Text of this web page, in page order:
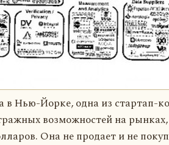
в Нью-Йорке, одна из стартап-
возможностей на
Она не продает и не